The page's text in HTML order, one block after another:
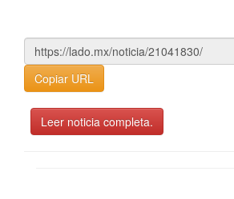
Copiar URL
Leer noticia completa.